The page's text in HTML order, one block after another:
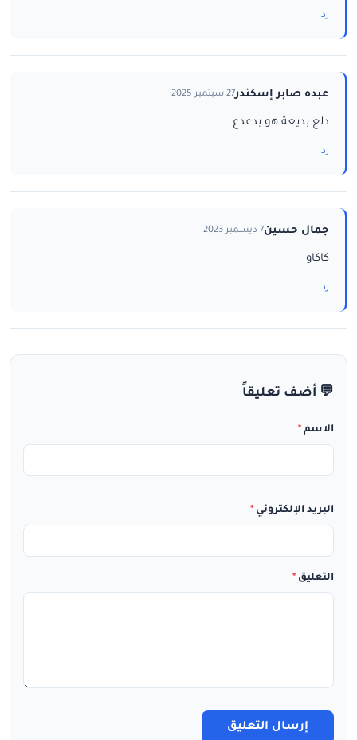
رد
عبده صابر إسكندر27 سبتمبر 2025
دلع بديعة هو بدعدع
رد
جمال حسين7 ديسمبر 2023
كاكاو
رد
💬 أضف تعليقاً
الاسم *
البريد الإلكتروني *
التعليق *
إرسال التعليق